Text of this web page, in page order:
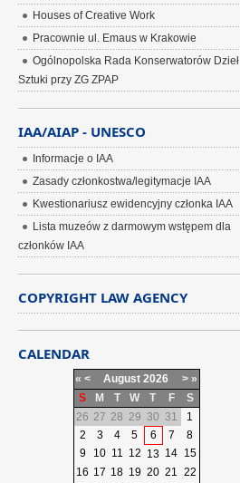
Houses of Creative Work
Pracownie ul. Emaus w Krakowie
Ogólnopolska Rada Konserwatorów Dzieł
Sztuki przy ZG ZPAP
IAA/AIAP - UNESCO
Informacje o IAA
Zasady członkostwa/legitymacje IAA
Kwestionariusz ewidencyjny członka IAA
Lista muzeów z darmowym wstępem dla
członków IAA
COPYRIGHT LAW AGENCY
CALENDAR
« < August 2026 > »
S
M T W T F
S
26 27 28 29 30 31
1
2
3 4 5 6 7
8
9
10 11 12 13 14 15
16 17 18 19 20 21 22